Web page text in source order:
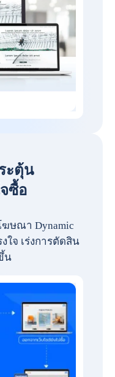
ะตุ้น
ซื้อ
ฆษณา Dynamic
ใจ เร่งการตัดสิน
น